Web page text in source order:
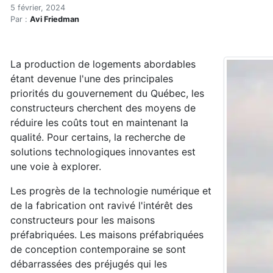
Accueil
Articles
Du logement abordable de qualité grâce à la
Du logement abordable
5 février, 2024
Par : Avi Friedman
La production de logements abordables
étant devenue l'une des principales
priorités du gouvernement du Québec, les
constructeurs cherchent des moyens de
réduire les coûts tout en maintenant la
qualité. Pour certains, la recherche de
solutions technologiques innovantes est
une voie à explorer.
Les progrès de la technologie numérique et
de la fabrication ont ravivé l'intérêt des
constructeurs pour les maisons
préfabriquées. Les maisons préfabriquées
de conception contemporaine se sont
débarrassées des préjugés qui les